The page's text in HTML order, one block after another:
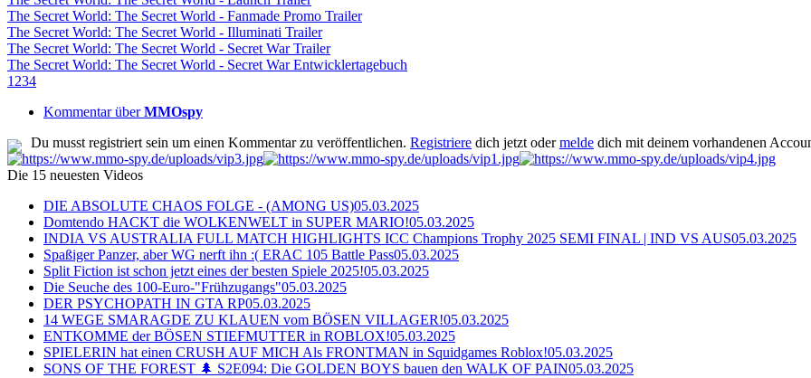
The Secret World: The Secret World - Fanmade Promo Trailer
The Secret World: The Secret World - Illuminati Trailer
The Secret World: The Secret World - Secret War Trailer
The Secret World: The Secret World - Secret War Entwicklertagebuch
1 234
Kommentar überMMOspy
Du musst registriert sein um einen Kommentar zu veröffentlichen. Registriere dich jetzt odermelde dich mit deinem vorhandenen
Die 15 neuesten Videos
DIE ABSOLUTE CHAOS FOLGE - (AMONG US)05.03.2025
Domtendo HACKT die WOLKENWELT in SUPER MARIO!05.03.2025
INDIA VS AUSTRALIA FULL MATCH HIGHLIGHTS ICC Champions Trophy 2025 SEMI FINAL | IND VS AUS05.03.2025
Spaßiger Panzer, aber WG nerft ihn :( ERAC 105 Battle Pass05.03.2025
Split Fiction ist schon jetzt eines der besten Spiele 2025!05.03.2025
Die Seuche des 100-Euro-"Frühzugangs"05.03.2025
DER PSYCHOPATH IN GTA RP05.03.2025
14 WEGE SMARAGDE ZU KLAUEN vom BÖSEN VILLAGER!05.03.2025
ENTKOMME der BÖSEN STIEFMUTTER in ROBLOX!05.03.2025
SPIELERIN hat einen CRUSH AUF MICH Als FRONTMAN in Squidgames Roblox!05.03.2025
SONS OF THE FOREST 🌲 S2E094: Die GOLDEN BOYS bauen den WALK OF PAIN05.03.2025